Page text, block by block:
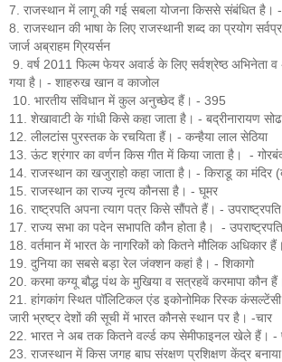
7. राजस्थान में लागू की गई सबला योजना किससे संबंधित है।
8. राजस्थान की भाषा के लिए राजस्थानी शब्द का प्रयोग
जार्ज अब्राहम ग्रियर्सन
9. वर्ष 2011 फिल्म फेयर अवार्ड के लिए सर्वश्रेष्ठ अभिनेता व
गया है। - शाहरुख खान व काजोल
10. भारतीय संविधान में कुल अनुच्छेद हैं। - 395
11. शेखावाटी के गांधी किसे कहा जाता है। - बद्रीनारायण
12. लीलटांस पुरस्तक के रचयिता हैं। - कन्हैया लाल सेठिया
13. ऊंट श्रंगार का वर्णन किस गीत में किया जाता है। -
14. राजस्थान का खजुराहो कहा जाता है। - किराडू का मंदिर
15. राजस्थान का राज्य नृत्य कौनसा है। - घूमर
16. राष्ट्रपति अपना त्याग पत्र किसे सौंपते हैं। -
17. राज्य सभा का पदेन सभापति कौन होता है। - उपराष्ट्रपति
18. वर्तमान में भारत के नागरिकों को कितने मौलिक अधिकार
19. दुनिया का सबसे बड़ा रेल जंक्शन कहां है। - शिकागो
20. करमा कग्यू बौद्ध पंथ के मुखिया व सत्रहवें करमापा कौन
21. हांगकांग स्थित पॉलिटिकल एंड इकोनोमिक रिस्क कंसल्टेंसी
जारी भ्रष्ट्र देशों की सूची में भारत कौनसे स्थान पर है। -चार
22. भारत ने अब तक कितने वर्ल्ड कप सेमीफाइनल खेले हैं। -
23. राजस्थान में किस जगह बाघ संरक्षण प्रशिक्षण केंद्र